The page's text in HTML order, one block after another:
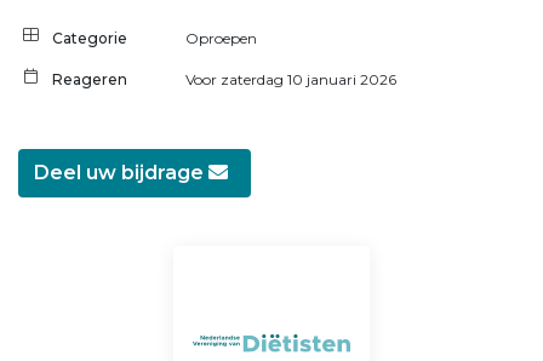
Categorie Oproepen
Reageren Voor zaterdag 10 januari 2026
Deel uw bijdrage